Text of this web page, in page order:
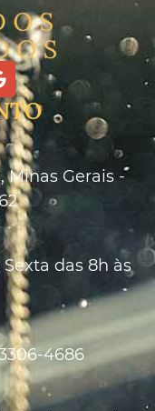
Minas Gerais -
das 8h às
4686